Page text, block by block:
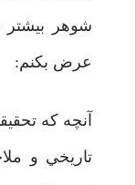
شوهر بيشتر
عرض بكنم:
آنچه كه
تاريخي و